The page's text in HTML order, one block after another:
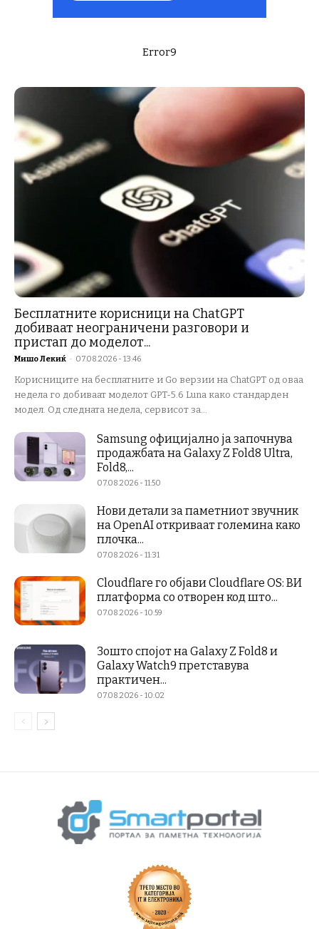
Error9
Бесплатните корисници на ChatGPT
добиваат неограничени разговори и
пристап до моделот...
Мишо Лекиќ - 07.08.2026 - 13:46
Корисниците на бесплатните и Go верзии на ChatGPT од оваа
недела го добиваат моделот GPT-5.6 Luna како стандарден
модел. Од следната недела, сервисот за...
Samsung официјално ја започнува
продажбата на Galaxy Z Fold8 Ultra,
Fold8,...
07.08.2026 - 11:50
Нови детали за паметниот звучник
на OpenAI откриваат големина како
плочка...
07.08.2026 - 11:31
Cloudflare го објави Cloudflare OS: ВИ
платформа со отворен код што...
07.08.2026 - 10:59
Зошто спојот на Galaxy Z Fold8 и
Galaxy Watch9 претставува
практичен...
07.08.2026 - 10:02